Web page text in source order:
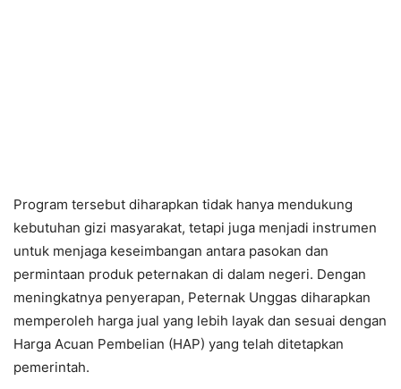
Program tersebut diharapkan tidak hanya mendukung
kebutuhan gizi masyarakat, tetapi juga menjadi instrumen
untuk menjaga keseimbangan antara pasokan dan
permintaan produk peternakan di dalam negeri. Dengan
meningkatnya penyerapan, Peternak Unggas diharapkan
memperoleh harga jual yang lebih layak dan sesuai dengan
Harga Acuan Pembelian (HAP) yang telah ditetapkan
pemerintah.